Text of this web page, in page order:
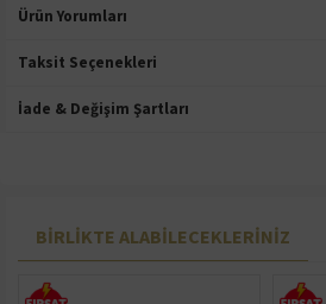
Ürün Yorumları
Taksit Seçenekleri
İade & Değişim Şartları
BIRLIKTE ALABILECEKLERINIZ